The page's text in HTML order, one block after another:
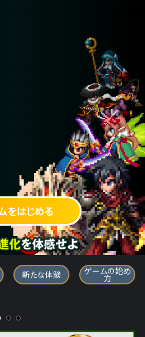
をはじめる
ィア ヒーローズ
新たな体験 ゲームの始め
方